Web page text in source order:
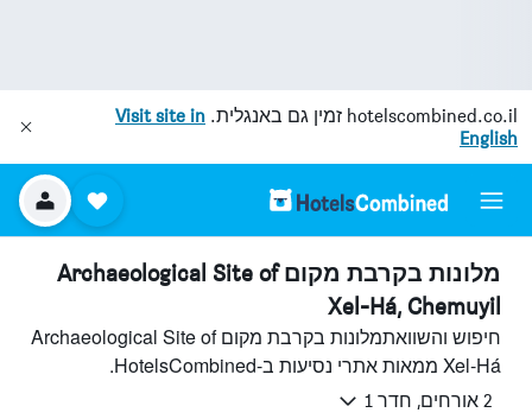
hotelscombined.co.il זמין גם באנגלית. Visit site in
English
מלונות בקרבת מקום Archaeological Site of
Xel-Há, Chemuyil
חיפוש והשוואתמלונות בקרבת מקום Archaeological Site of
Xel-Há ממאות אתרי נסיעות ב-HotelsCombined.
2 אורחים, חדר 1